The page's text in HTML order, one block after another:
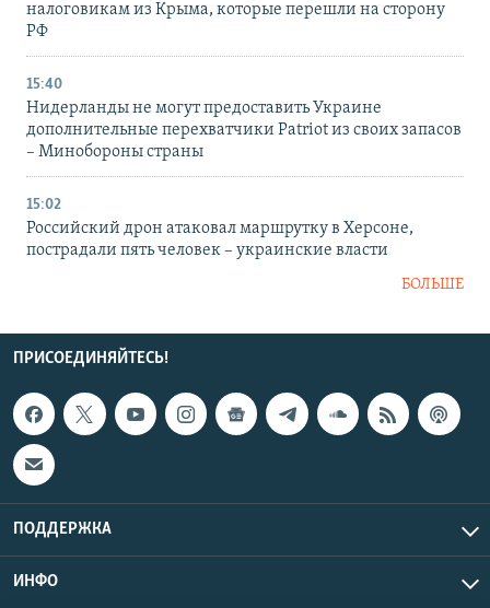
налоговикам из Крыма, которые перешли на сторону
РФ
15:40
Нидерланды не могут предоставить Украине
дополнительные перехватчики Patriot из своих запасов
– Минобороны страны
15:02
Российский дрон атаковал маршрутку в Херсоне,
пострадали пять человек – украинские власти
БОЛЬШЕ
ПРИСОЕДИНЯЙТЕСЬ!
ПОДДЕРЖКА
ИНФО